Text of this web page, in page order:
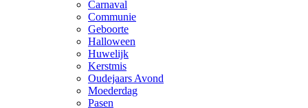
Carnaval
Communie
Geboorte
Halloween
Huwelijk
Kerstmis
Oudejaars Avond
Moederdag
Pasen